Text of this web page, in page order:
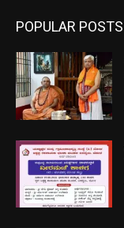
POPULAR POSTS